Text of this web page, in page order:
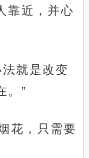
靠近，并心
就是改变
。”
花，只需要